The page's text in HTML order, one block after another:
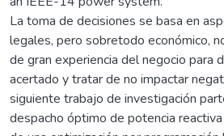
La toma de decisiones se basa en
legales, pero sobretodo económico,
de gran experiencia del negocio para
acertado y tratar de no impactar
siguiente trabajo de investigación
despacho óptimo de potencia